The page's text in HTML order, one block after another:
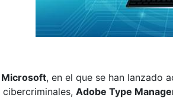
Microsoft, en el que se han lanzado
Adobe Type